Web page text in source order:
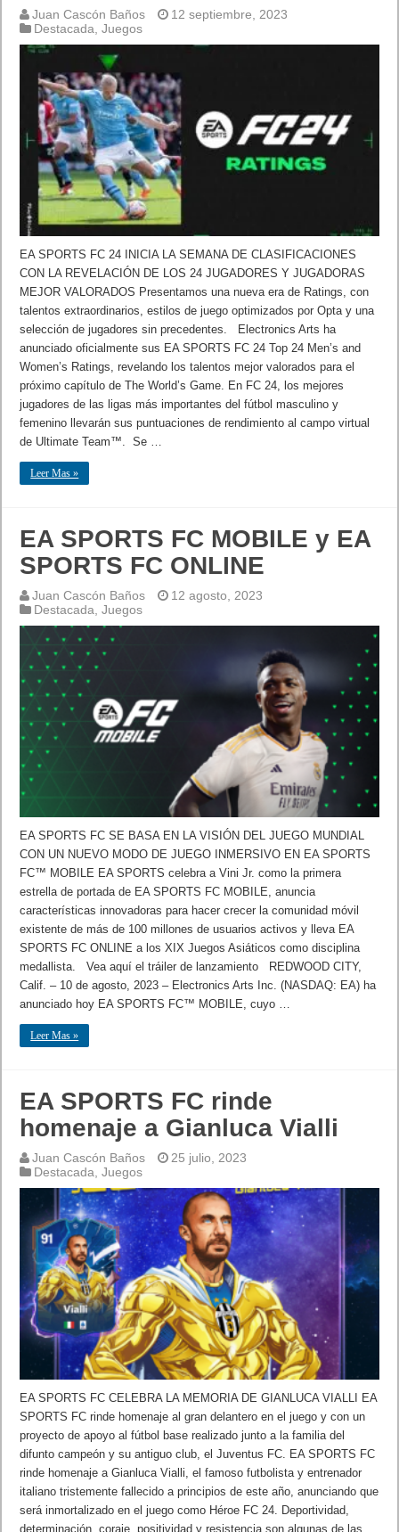
Juan Cascón Baños
12 septiembre, 2023
Destacada,Juegos
EA SPORTS FC 24 INICIA LA SEMANA DE CLASIFICACIONES
CON LA REVELACIÓN DE LOS 24 JUGADORES Y JUGADORAS
MEJOR VALORADOS Presentamos una nueva era de Ratings, con
talentos extraordinarios, estilos de juego optimizados por Opta y una
selección de jugadores sin precedentes. Electronics Arts ha
anunciado oficialmente sus EA SPORTS FC 24 Top 24 Men’s and
Women’s Ratings, revelando los talentos mejor valorados para el
próximo capítulo de The World’s Game. En FC 24, los mejores
jugadores de las ligas más importantes del fútbol masculino y
femenino llevarán sus puntuaciones de rendimiento al campo virtual
de Ultimate Team™. Se …
Leer Mas »
EA SPORTS FC MOBILE y EA
SPORTS FC ONLINE
Juan Cascón Baños
12 agosto, 2023
Destacada ,Juegos
EA SPORTS FC SE BASA EN LA VISIÓN DEL JUEGO MUNDIAL
CON UN NUEVO MODO DE JUEGO INMERSIVO EN EA SPORTS
FC™ MOBILE EA SPORTS celebra a Vini Jr. como la primera
estrella de portada de EA SPORTS FC MOBILE, anuncia
características innovadoras para hacer crecer la comunidad móvil
existente de más de 100 millones de usuarios activos y lleva EA
SPORTS FC ONLINE a los XIX Juegos Asiáticos como disciplina
medallista. Vea aquí el tráiler de lanzamiento REDWOOD CITY,
Calif. – 10 de agosto, 2023 – Electronics Arts Inc. (NASDAQ: EA) ha
anunciado hoy EA SPORTS FC™ MOBILE, cuyo …
Leer Mas »
EA SPORTS FC rinde
homenaje a Gianluca Vialli
Juan Cascón Baños
25 julio, 2023
Destacada ,Juegos
EA SPORTS FC CELEBRA LA MEMORIA DE GIANLUCA VIALLI EA
SPORTS FC rinde homenaje al gran delantero en el juego y con un
proyecto de apoyo al fútbol base realizado junto a la familia del
difunto campeón y su antiguo club, el Juventus FC. EA SPORTS FC
rinde homenaje a Gianluca Vialli, el famoso futbolista y entrenador
italiano tristemente fallecido a principios de este año, anunciando que
será inmortalizado en el juego como Héroe FC 24. Deportividad,
determinación, coraje, positividad y resistencia son algunas de las